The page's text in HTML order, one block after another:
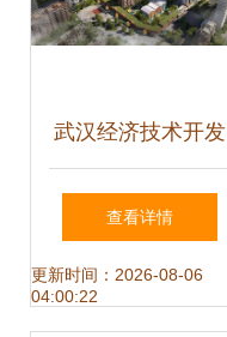
武汉经济技术开发
区房地产市场稳定
发展及物业管理优
查看详情
更新时间：2026-08-06
04:00:22